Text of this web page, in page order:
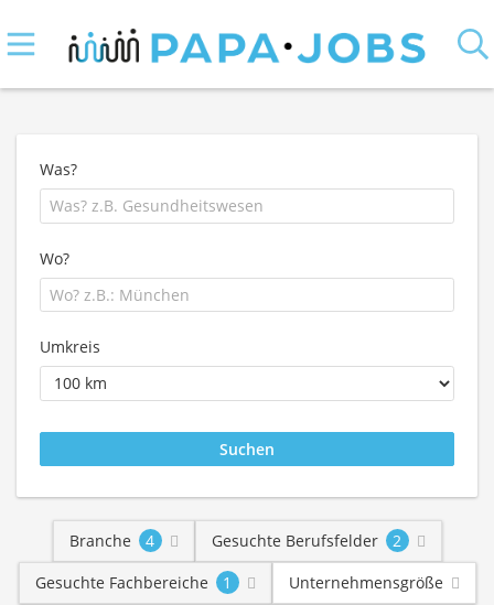
Was?
Wo?
Umkreis
Branche 4 Gesuchte Berufsfelder
2
Gesuchte Fachbereiche
1 Unternehmensgröße